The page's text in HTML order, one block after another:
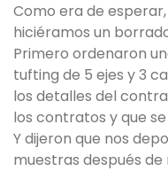
Como era de esperar,
hiciéramos un
Primero ordenaron
tufting de 5 ejes y 3
los detalles del
los contratos y que
Y dijeron que nos
muestras después de